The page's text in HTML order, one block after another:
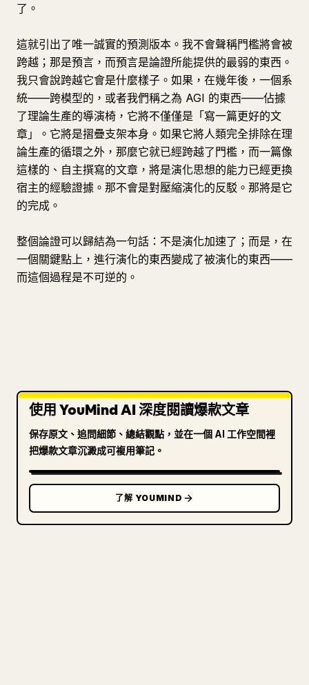
了。
這就引出了唯一誠實的預測版本。我不會聲稱門檻將會被
跨越；那是預言，而預言是論證所能提供的最弱的東西。
我只會說跨越它會是什麼樣子。如果，在幾年後，一個系
統——跨模型的，或者我們稱之為 AGI 的東西——佔據
了理論生產的導演椅，它將不僅僅是「寫一篇更好的文
章」。它將是摺疊支架本身。如果它將人類完全排除在理
論生產的循環之外，那麼它就已經跨越了門檻，而一篇像
這樣的、自主撰寫的文章，將是演化思想的能力已經更換
宿主的經驗證據。那不會是對壓縮演化的反駁。那將是它
的完成。
整個論證可以歸結為一句話：不是演化加速了；而是，在
一個關鍵點上，進行演化的東西變成了被演化的東西——
而這個過程是不可逆的。
使用 YouMind AI 深度閱讀爆款文章
保存原文、追問細節、總結觀點，並在一個 AI 工作空間裡
把爆款文章沉澱成可複用筆記。
了解 YOUMIND